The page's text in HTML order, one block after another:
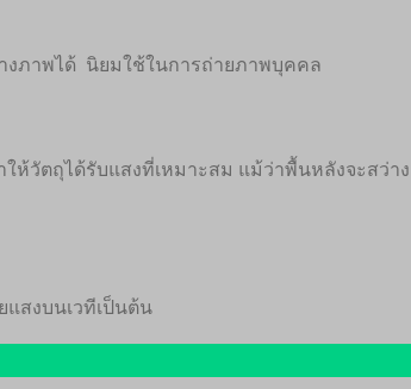
งภาพได้ นิยมใช้ในการถ่ายภาพบุคคล
ห้วัตถุได้รับแสงที่เหมาะสม แม้ว่าพื้นหลังจะสว่าง
สงบนเวทีเป็นต้น